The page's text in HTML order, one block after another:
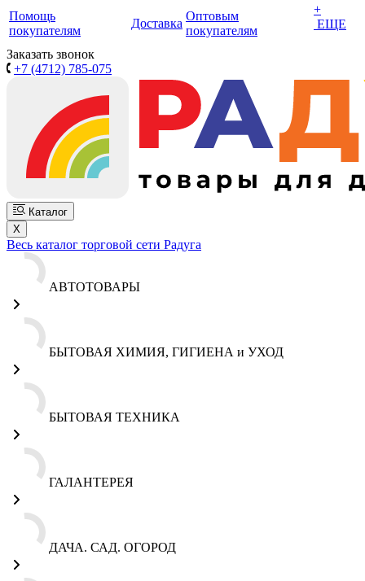
Помощь
покупателям
Доставка
Оптовым
покупателям
+
ЕЩЕ
Заказать звонок
+7 (4712) 785-075
Каталог
X
Весь каталог торговой сети Радуга
АВТОТОВАРЫ
БЫТОВАЯ ХИМИЯ, ГИГИЕНА и УХОД
БЫТОВАЯ ТЕХНИКА
ГАЛАНТЕРЕЯ
ДАЧА. САД. ОГОРОД